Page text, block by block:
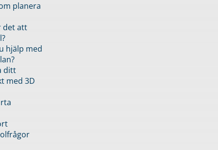
planera
det att
hjälp med
ditt
med 3D